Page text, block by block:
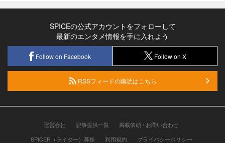
SPICEの公式アカウントをフォローして
最新のエンタメ情報を手に入れよう
Follow on Facebook Follow on X
RSSフィードの購読はこちら
運営会社 記事提供一覧
掲載依頼 / お問い合わせ
SPICER（ライター）募集
利用規約 プライバシーポリシー